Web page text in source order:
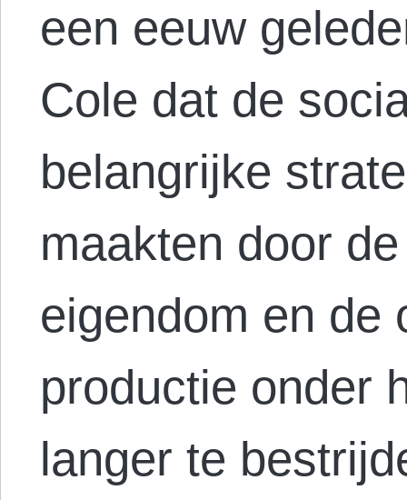
een eeuw
Cole dat de
belangrijke
maakten door
eigendom en de
productie onder
langer te